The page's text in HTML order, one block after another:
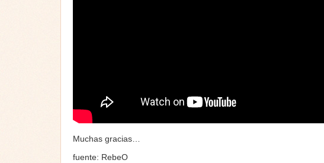
Muchas gracias…
fuente: RebeO